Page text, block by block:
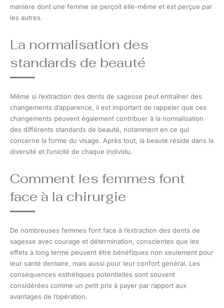
manière dont une femme se perçoit elle-même et est perçue par
les autres.
La normalisation des
standards de beauté
Même si l’extraction des dents de sagesse peut entraîner des
changements d’apparence, il est important de rappeler que ces
changements peuvent également contribuer à la normalisation
des différents standards de beauté, notamment en ce qui
concerne la forme du visage. Après tout, la beauté réside dans la
diversité et l’unicité de chaque individu.
Comment les femmes font
face à la chirurgie
De nombreuses femmes font face à l’extraction des dents de
sagesse avec courage et détermination, conscientes que les
effets à long terme peuvent être bénéfiques non seulement pour
leur santé dentaire, mais aussi pour leur confort général. Les
conséquences esthétiques potentielles sont souvent
considérées comme un petit prix à payer par rapport aux
avantages de l’opération.